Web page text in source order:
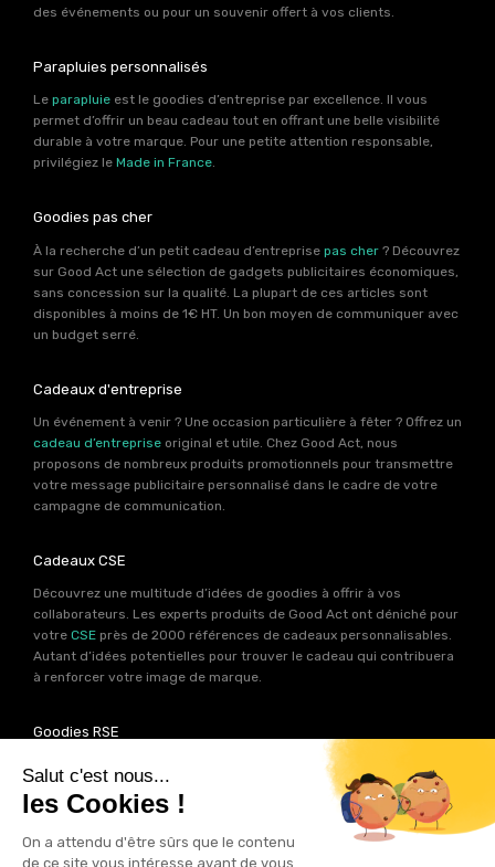
des événements ou pour un souvenir offert à vos clients.
Parapluies personnalisés
Le parapluie est le goodies d’entreprise par excellence. Il vous
permet d’offrir un beau cadeau tout en offrant une belle visibilité
durable à votre marque. Pour une petite attention responsable,
privilégiez le Made in France.
Goodies pas cher
À la recherche d’un petit cadeau d’entreprise pas cher ? Découvrez
sur Good Act une sélection de gadgets publicitaires économiques,
sans concession sur la qualité. La plupart de ces articles sont
disponibles à moins de 1€ HT. Un bon moyen de communiquer avec
un budget serré.
Cadeaux d'entreprise
Un événement à venir ? Une occasion particulière à fêter ? Offrez un
cadeau d’entreprise original et utile. Chez Good Act, nous
proposons de nombreux produits promotionnels pour transmettre
votre message publicitaire personnalisé dans le cadre de votre
campagne de communication.
Cadeaux CSE
Découvrez une multitude d’idées de goodies à offrir à vos
collaborateurs. Les experts produits de Good Act ont déniché pour
votre CSE près de 2000 références de cadeaux personnalisables.
Autant d’idées potentielles pour trouver le cadeau qui contribuera
à renforcer votre image de marque.
Goodies RSE
Vous souhaitez communiquer en accord avec vos valeurs ? Ca
tombe bien ! Un grand nombre de produits présents sur Good Act
sont fabriqués en France et en Europe.
Notre sélection RSEvous
permet de trouver un goodies parfait pour votre campagne de
communication. Des produits fabriqués avec amour dans de